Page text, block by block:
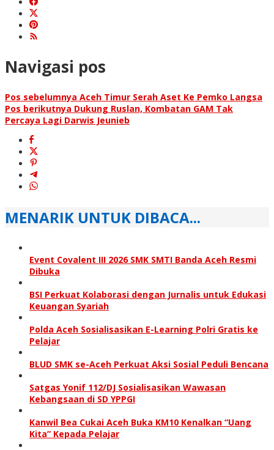
Navigasi pos
Pos sebelumnya Aceh Timur Serah Aset Ke Pemko Langsa
Pos berikutnya Dukung Ruslan, Kombatan GAM Tak
Percaya Lagi Darwis Jeunieb
MENARIK UNTUK DIBACA...
Event Covalent III 2026 SMK SMTI Banda Aceh Resmi
Dibuka
BSI Perkuat Kolaborasi dengan Jurnalis untuk Edukasi
Keuangan Syariah
Polda Aceh Sosialisasikan E-Learning Polri Gratis ke
Pelajar
BLUD SMK se-Aceh Perkuat Aksi Sosial Peduli Bencana
Satgas Yonif 112/DJ Sosialisasikan Wawasan
Kebangsaan di SD YPPGI
Kanwil Bea Cukai Aceh Buka KM10 Kenalkan “Uang
Kita” Kepada Pelajar